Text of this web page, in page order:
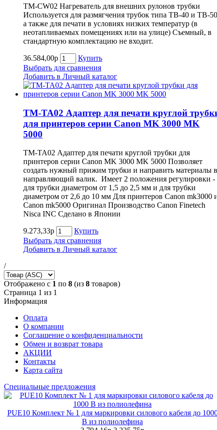
TM-CW02 Нагреватель для внешних рулонов трубки
Используется для размягчения трубок типа TB-40 и TB-50
а также для печати в условиях низких температур (в
неотапливаемых помещениях или на улице) Съемный, в
стандартную комплектацию не входит.
36.584,00р
Купить
Выбрать для сравнения
Добавить в Личный каталог
TM-TA02 Адаптер для печати круглой
для принтеров серии Canon MK 3000 MK
5000
TM-TA02 Адаптер для печати круглой трубки для
принтеров серии Canon MK 3000 MK 5000 Позволяет
создать нужный прижим трубки и направить материалы в
направляющий валик. Имеет 2 положения регулировки -
для трубки диаметром от 1,5 до 2,5 мм и для трубки
диаметром от 2,6 до 10 мм Для принтеров Canon mk3000
Canon mk5000 Оригинал Производство Canon Finetech
Nisca INC Сделано в Японии
9.273,33р
Купить
Выбрать для сравнения
Добавить в Личный каталог
/
Отображено с 1 по 8 (из 8 товаров)
Страница 1 из 1
Информация
Оплата
О компании
Соглашение о конфиденциальности
Обмен и возврат товара
АКЦИИ
Контакты
Карта сайта
Специальные предложения
PUE10 Комплект № 1 для маркировки силового кабеля до
В из полиолефина